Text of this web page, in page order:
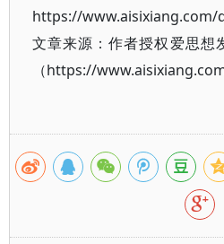
https://www.aisixiang.com/
文章来源：作者授权爱思想
（https://www.aisixiang.com